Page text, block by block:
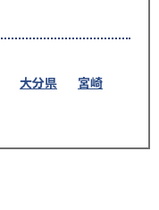
大分県
宮崎